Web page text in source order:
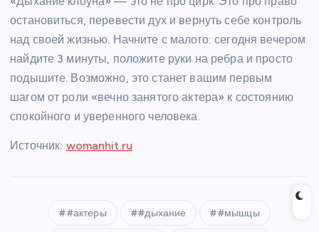
остановиться, перевести дух и вернуть себе контроль
над своей жизнью. Начните с малого: сегодня вечером
найдите 3 минуты, положите руки на ребра и просто
подышите. Возможно, это станет вашим первым
шагом от роли «вечно занятого актера» к состоянию
спокойного и уверенного человека.
Источник: womanhit.ru
#актеры #дыхание #мышцы